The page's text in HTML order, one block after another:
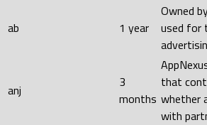
ab 1 year
Owned
used for
anj
3
months
that
whether
with